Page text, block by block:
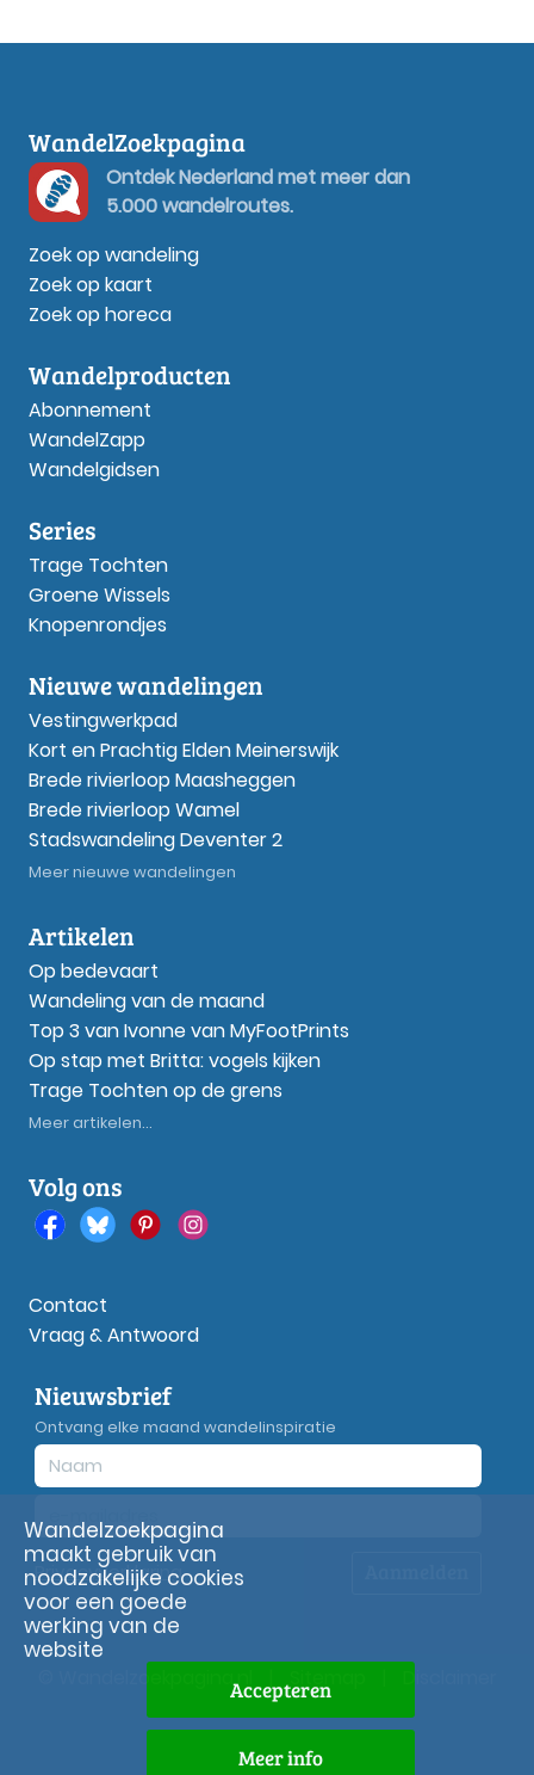
WandelZoekpagina
Ontdek Nederland met meer dan
5.000 wandelroutes.
Zoek op wandeling
Zoek op kaart
Zoek op horeca
Wandelproducten
Abonnement
WandelZapp
Wandelgidsen
Series
Trage Tochten
Groene Wissels
Knopenrondjes
Nieuwe wandelingen
Vestingwerkpad
Kort en Prachtig Elden Meinerswijk
Brede rivierloop Maasheggen
Brede rivierloop Wamel
Stadswandeling Deventer 2
Meer nieuwe wandelingen
Artikelen
Op bedevaart
Wandeling van de maand
Top 3 van Ivonne van MyFootPrints
Op stap met Britta: vogels kijken
Trage Tochten op de grens
Meer artikelen...
Volg ons
Contact
Vraag & Antwoord
Nieuwsbrief
Ontvang elke maand wandelinspiratie
Privacyverklaring
© Wandelzoekpagina.nl
Wandelzoekpagina
maakt gebruik van
noodzakelijke cookies
voor een goede
werking van de
website
Accepteren
Meer info